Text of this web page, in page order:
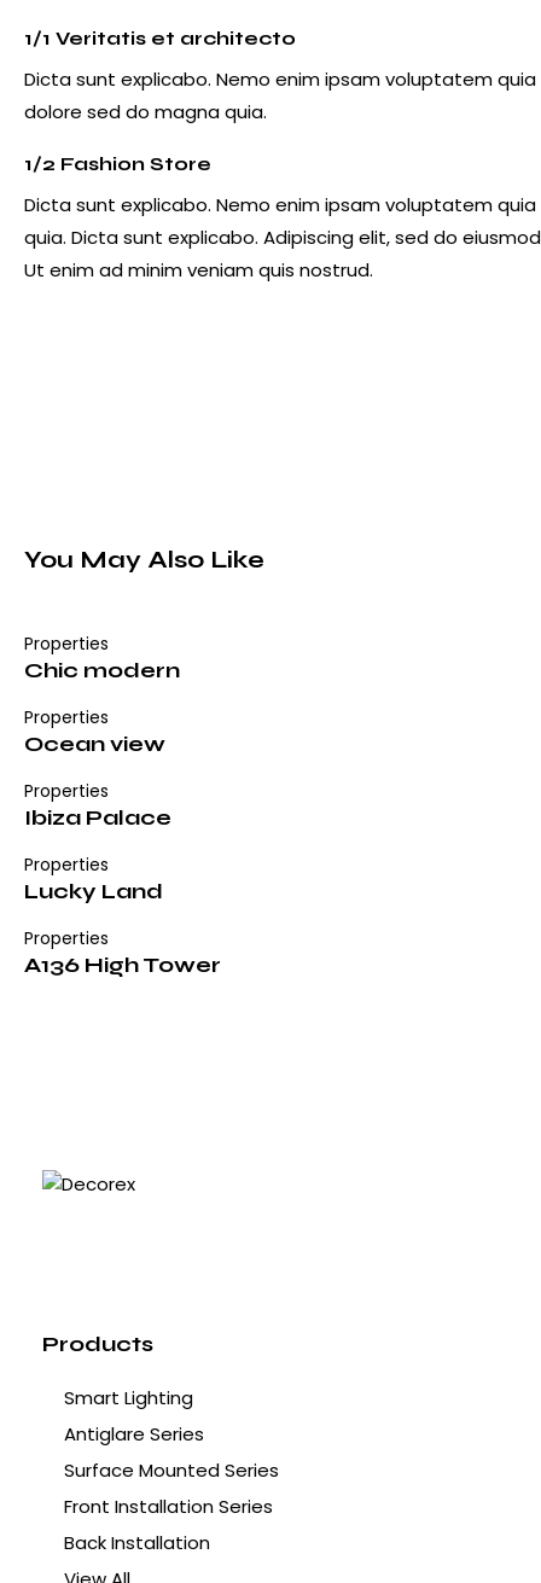
1/1 Veritatis et architecto
Dicta sunt explicabo. Nemo enim ipsam voluptatem
dolore sed do magna quia.
1/2 Fashion Store
Dicta sunt explicabo. Nemo enim ipsam voluptatem
quia. Dicta sunt explicabo. Adipiscing elit, sed do
Ut enim ad minim veniam quis nostrud.
You May Also Like
Properties
Chic modern
Properties
Ocean view
Properties
Ibiza Palace
Properties
Lucky Land
Properties
A136 High Tower
Products
Smart Lighting
Antiglare Series
Surface Mounted Series
Front Installation Series
Back Installation